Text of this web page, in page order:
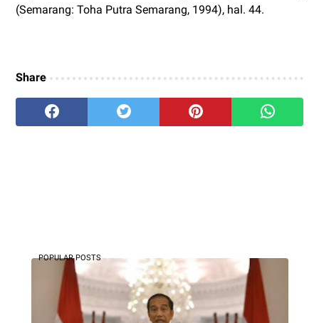
(Semarang: Toha Putra Semarang, 1994), hal. 44.
Share
POPULAR POSTS